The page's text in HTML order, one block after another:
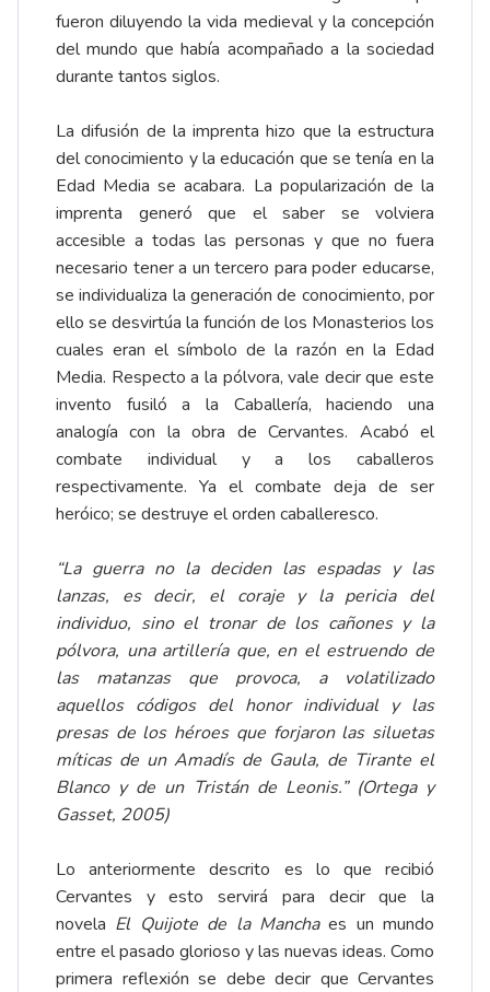
fueron diluyendo la vida medieval y la concepción
del mundo que había acompañado a la sociedad
durante tantos siglos.
La difusión de la imprenta hizo que la estructura
del conocimiento y la educación que se tenía en la
Edad Media se acabara. La popularización de la
imprenta generó que el saber se volviera
accesible a todas las personas y que no fuera
necesario tener a un tercero para poder educarse,
se individualiza la generación de conocimiento, por
ello se desvirtúa la función de los Monasterios los
cuales eran el símbolo de la razón en la Edad
Media. Respecto a la pólvora, vale decir que este
invento fusiló a la Caballería, haciendo una
analogía con la obra de Cervantes. Acabó el
combate individual y a los caballeros
respectivamente. Ya el combate deja de ser
heróico; se destruye el orden caballeresco.
“La guerra no la deciden las espadas y las
lanzas, es decir, el coraje y la pericia del
individuo, sino el tronar de los cañones y la
pólvora, una artillería que, en el estruendo de
las matanzas que provoca, a volatilizado
aquellos códigos del honor individual y las
presas de los héroes que forjaron las siluetas
míticas de un Amadís de Gaula, de Tirante el
Blanco y de un Tristán de Leonis.” (Ortega y
Gasset, 2005)
Lo anteriormente descrito es lo que recibió
Cervantes y esto servirá para decir que la
novela El Quijote de la Manchaes un mundo
entre el pasado glorioso y las nuevas ideas. Como
primera reflexión se debe decir que Cervantes